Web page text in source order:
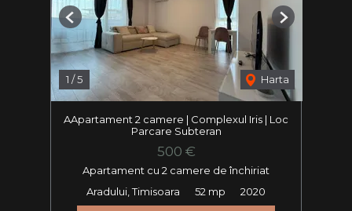
1 /5 Harta
Previous Next
AApartament 2 camere | Complexul Iris | Loc
Parcare Subteran
500 €
Apartament cu 2 camere de închiriat
Aradului, Timisoara
52 mp 2020